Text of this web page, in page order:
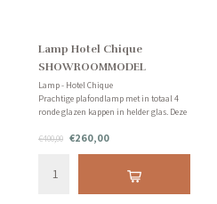
Lamp Hotel Chique
SHOWROOMMODEL
Lamp - Hotel Chique
Prachtige plafondlamp met in totaal 4
ronde glazen kappen in helder glas. Deze
Neem contact met ons op voor de
€400,00 €260,00